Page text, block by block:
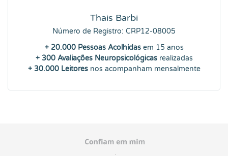
Thais Barbi
Número de Registro: CRP12-08005
+ 20.000 Pessoas Acolhidas em 15 anos
+ 300 Avaliações Neuropsicológicasrealizadas
+ 30.000 Leitoresnos acompanham mensalmente